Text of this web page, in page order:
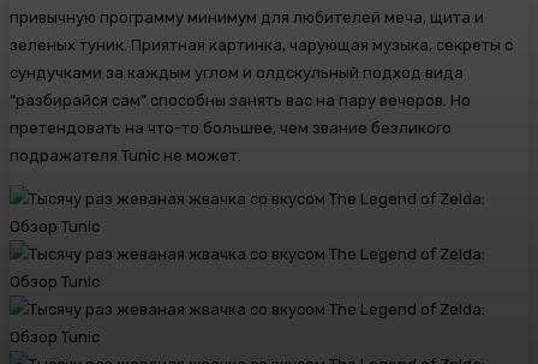
привычную программу минимум для любителей меча, щита и
зеленых туник. Приятная картинка, чарующая музыка, секреты с
сундучками за каждым углом и олдскульный подход вида
“разбирайся сам” способны занять вас на пару вечеров. Но
претендовать на что-то большее, чем звание безликого
подражателя Tunic не может.